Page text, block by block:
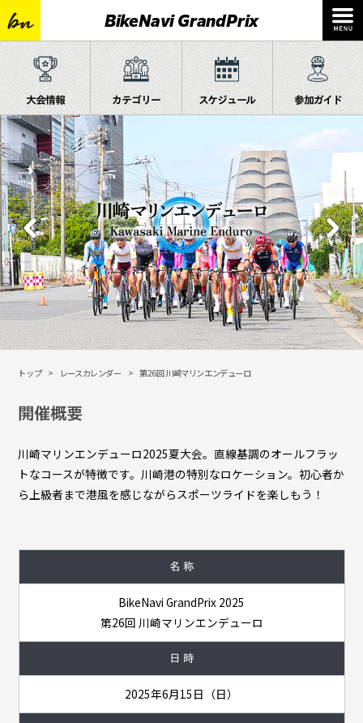
BikeNavi GrandPrix
大会情報 カテゴリー スケジュール 参加ガイド
トップ レースカレンダー 第26回 川崎マリンエンデューロ
開催概要
川崎マリンエンデューロ2025夏大会。直線基調のオールフラッ
トなコースが特徴です。川崎港の特別なロケーション。初心者か
ら上級者まで港風を感じながらスポーツライドを楽しもう！
名 称
BikeNavi GrandPrix 2025
第26回 川崎マリンエンデューロ
日 時
2025年6月15日（日）